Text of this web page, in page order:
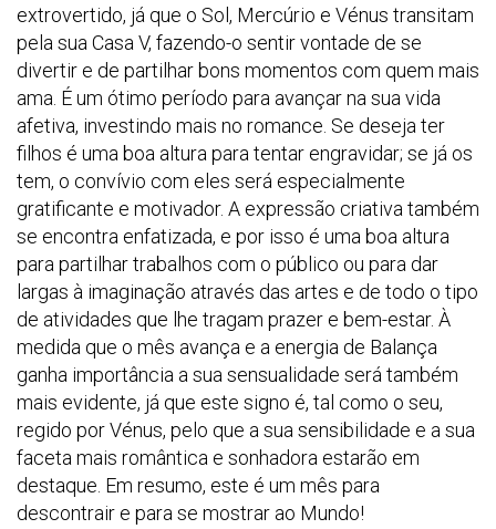
extrovertido, já que o Sol, Mercúrio e Vénus transitam
pela sua Casa V, fazendo-o sentir vontade de se
divertir e de partilhar bons momentos com quem mais
ama. É um ótimo período para avançar na sua vida
afetiva, investindo mais no romance. Se deseja ter
filhos é uma boa altura para tentar engravidar; se já os
tem, o convívio com eles será especialmente
gratificante e motivador. A expressão criativa também
se encontra enfatizada, e por isso é uma boa altura
para partilhar trabalhos com o público ou para dar
largas à imaginação através das artes e de todo o tipo
de atividades que lhe tragam prazer e bem-estar. À
medida que o mês avança e a energia de Balança
ganha importância a sua sensualidade será também
mais evidente, já que este signo é, tal como o seu,
regido por Vénus, pelo que a sua sensibilidade e a sua
faceta mais romântica e sonhadora estarão em
destaque. Em resumo, este é um mês para
descontrair e para se mostrar ao Mundo!